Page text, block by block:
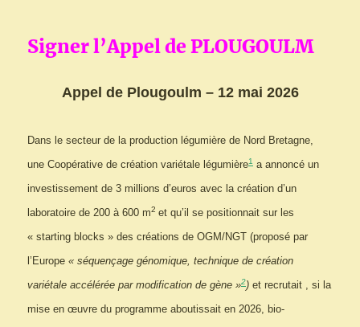
Signer l’Appel de PLOUGOULM
Appel de Plougoulm – 12 mai 2026
Dans le secteur de la production légumière de Nord Bretagne,
une Coopérative de création variétale légumière1 a annoncé un
investissement de 3 millions d’euros avec la création d’un
laboratoire de 200 à 600 m2 et qu’il se positionnait sur les
« starting blocks » des créations de OGM/NGT (proposé par
l’Europe« séquençage génomique, technique de création
variétale accélérée par modification de gène »2) et recrutait , si la
mise en œuvre du programme aboutissait en 2026, bio-